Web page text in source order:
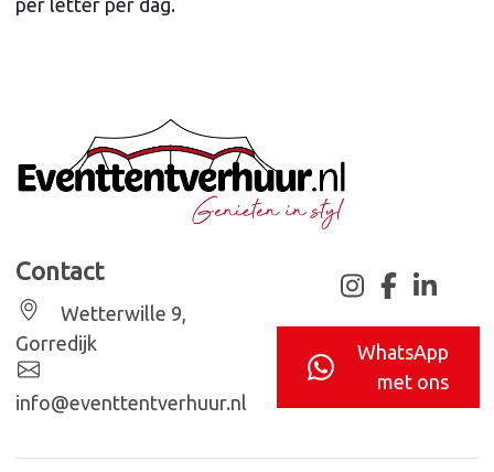
Contact
Wetterwille 9,
Gorredijk
info@eventtentverhuur.nl
instagram
facebook
linkedin
WhatsApp
met ons